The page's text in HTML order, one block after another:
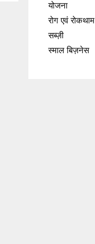
योजना
रोग एवं रोकथाम
सब्ज़ी
स्माल बिज़नेस